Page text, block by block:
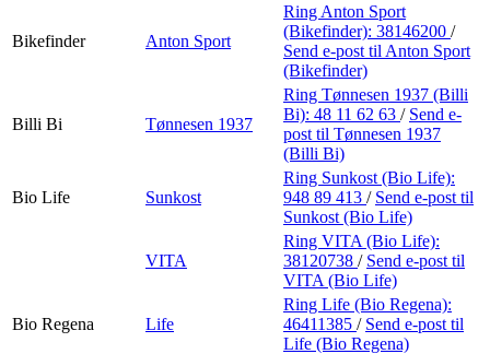
Bikefinder Anton Sport
Ring Anton Sport
(Bikefinder): 38146200 /
Send e-post til Anton Sport
(Bikefinder)
Billi Bi Tønnesen 1937
Ring Tønnesen 1937 (Billi
Bi): 48 11 62 63 / Send e-
post til Tønnesen 1937
(Billi Bi)
Bio Life Sunkost
Ring Sunkost (Bio Life):
948 89 413 / Send e-post til
Sunkost (Bio Life)
VITA
Ring VITA (Bio Life):
38120738 / Send e-post til
VITA (Bio Life)
Bio Regena Life
Ring Life (Bio Regena):
46411385 / Send e-post til
Life (Bio Regena)